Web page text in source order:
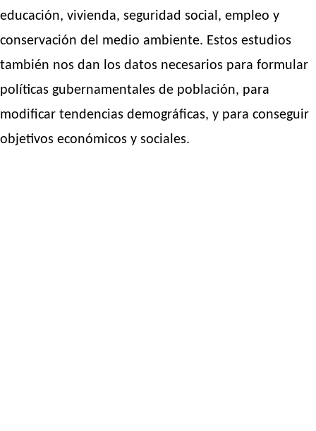
educación, vivienda, seguridad social, empleo y
conservación del medio ambiente. Estos estudios
también nos dan los datos necesarios para formular
políticas gubernamentales de población, para
modificar tendencias demográficas, y para conseguir
objetivos económicos y sociales.